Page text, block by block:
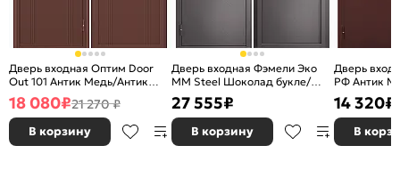
Дверь входная Оптим Door
Out 101 Антик Медь/Антик
Медь, 1 замок
18 080₽21 270 ₽
В корзину
Дверь входная Фэмели Эко
ММ Steel Шоколад букле/
Шоколад букле, 2 замка
27 555₽
В корзину
Дверь
РФ Антик
14 320₽
В